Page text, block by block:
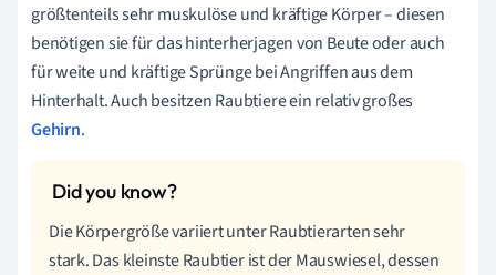
größtenteils sehr muskulöse und kräftige Körper – diesen
benötigen sie für das hinterherjagen von Beute oder auch
für weite und kräftige Sprünge bei Angriffen aus dem
Hinterhalt. Auch besitzen Raubtiere ein relativ großes
Gehirn.
Die Körpergröße variiert unter Raubtierarten sehr
stark. Das kleinste Raubtier ist der Mauswiesel, dessen